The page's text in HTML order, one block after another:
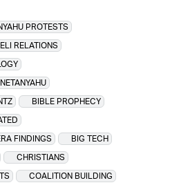
PROTESTS
RELATIONS
BIBLE PROPHECY
FINDINGS
BIG TECH
CHRISTIANS
COALITION BUILDING